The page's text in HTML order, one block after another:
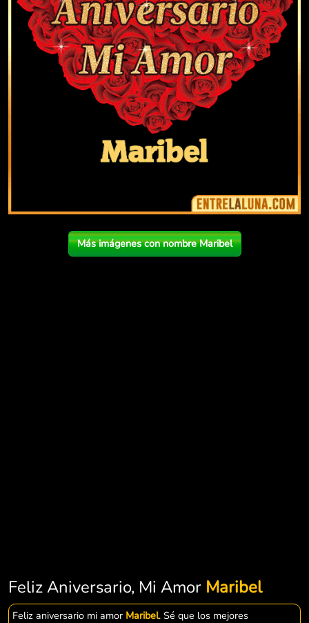
Más imágenes con nombre Maribel
Feliz Aniversario, Mi Amor Maribel
Feliz aniversario mi amor Maribel. Sé que los mejores